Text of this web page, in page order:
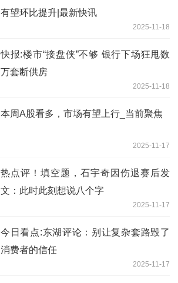
有望环比提升|最新快讯
2025-11-18
快报:楼市“接盘侠”不够 银行下场狂甩数
万套断供房
2025-11-18
本周A股看多，市场有望上行_当前聚焦
2025-11-17
热点评！填空题，石宇奇因伤退赛后发
文：此时此刻想说八个字
2025-11-17
今日看点:东湖评论：别让复杂套路毁了
消费者的信任
2025-11-17